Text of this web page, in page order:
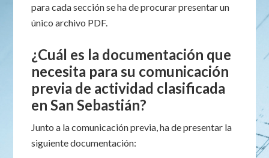
para cada sección se ha de procurar presentar un
único archivo PDF.
¿Cuál es la documentación que
necesita para su comunicación
previa de actividad clasificada
en San Sebastián?
Junto a la comunicación previa, ha de presentar la
siguiente documentación: